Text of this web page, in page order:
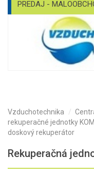
PREDAJ -
Vzduchotechnika
rekuperačné jednotky
doskový rekuperátor
Rekuperačná